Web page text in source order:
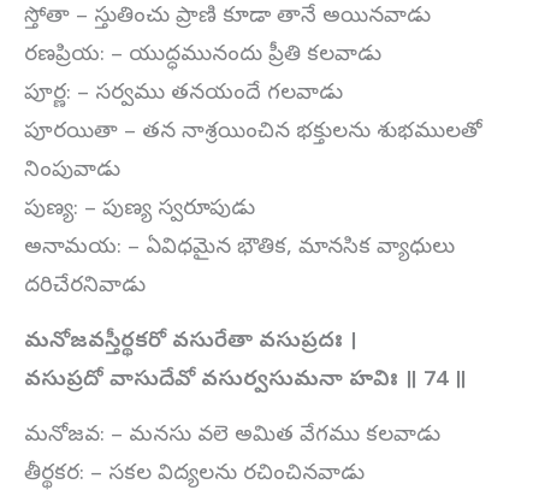
స్తోతా – స్తుతించు ప్రాణి కూడా తానే అయినవాడు
రణప్రియ: – యుద్ధమునందు ప్రీతి కలవాడు
పూర్ణ: – సర్వము తనయందే గలవాడు
పూరయితా – తన నాశ్రయించిన భక్తులను శుభములతో
నింపువాడు
పుణ్య: – పుణ్య స్వరూపుడు
అనామయ: – ఏవిధమైన భౌతిక, మానసిక వ్యాధులు
దరిచేరనివాడు
మనోజవస్తీర్థకరో వసురేతా వసుప్రదః ।
వసుప్రదో వాసుదేవో వసుర్వసుమనా హవిః ॥ 74॥
మనోజవ: – మనసు వలె అమిత వేగము కలవాడు
తీర్థకర: – సకల విద్యలను రచించినవాడు